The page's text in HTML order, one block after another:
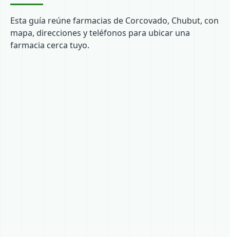
Esta guía reúne farmacias de Corcovado, Chubut, con
mapa, direcciones y teléfonos para ubicar una
farmacia cerca tuyo.